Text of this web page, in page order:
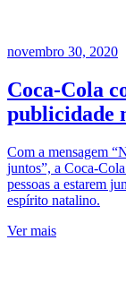
novembro 30, 2020
Coca-Cola
publicidade
Com a mensagem
juntos”, a Coca-
pessoas a estarem
espírito natalino.
Ver mais